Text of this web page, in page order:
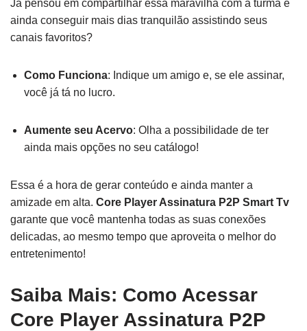
Já pensou em compartilhar essa maravilha com a turma e
ainda conseguir mais dias tranquilão assistindo seus
canais favoritos?
Como Funciona: Indique um amigo e, se ele assinar,
você já tá no lucro.
Aumente seu Acervo: Olha a possibilidade de ter
ainda mais opções no seu catálogo!
Essa é a hora de gerar conteúdo e ainda manter a
amizade em alta. Core Player Assinatura P2P Smart Tv
garante que você mantenha todas as suas conexões
delicadas, ao mesmo tempo que aproveita o melhor do
entretenimento!
Saiba Mais: Como Acessar
Core Player Assinatura P2P